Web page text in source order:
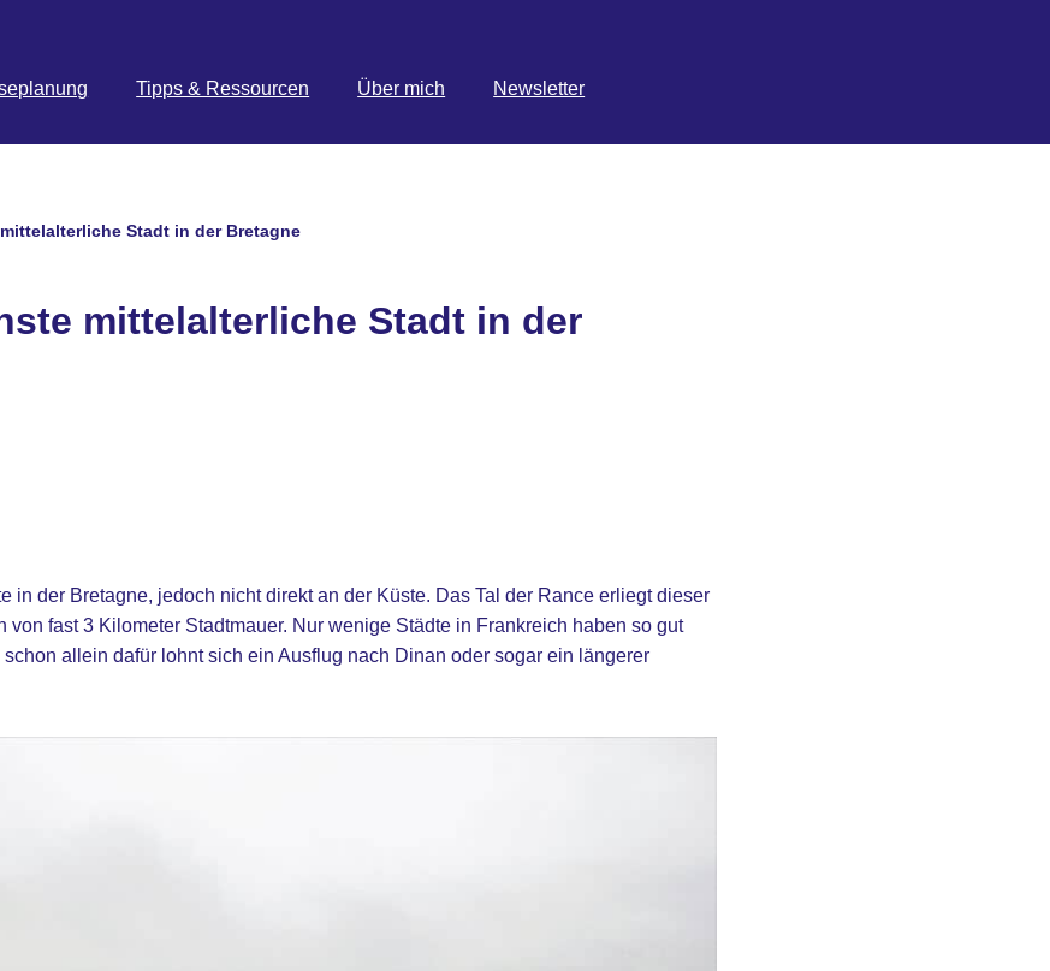
Tipps & Ressourcen Über mich Newsletter
Stadt in der Bretagne
mittelalterliche Stadt in der
in der Bretagne, jedoch nicht direkt an der Küste. Das Tal der Rance erliegt dieser
von fast 3 Kilometer Stadtmauer. Nur wenige Städte in Frankreich haben so gut
allein dafür lohnt sich ein Ausflug nach Dinan oder sogar ein längerer